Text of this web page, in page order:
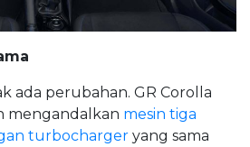
ada perubahan. GR Corolla
mengandalkan mesin tiga
turbocharger yang sama